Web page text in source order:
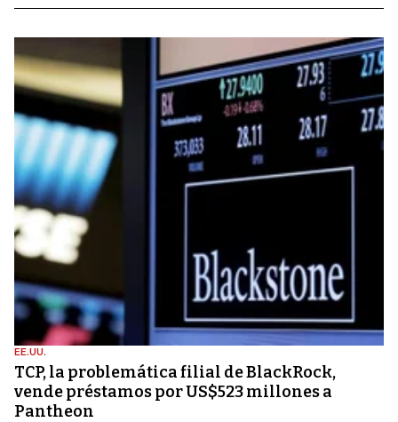
EE.UU.
TCP, la problemática filial de BlackRock,
vende préstamos por US$523 millones a
Pantheon